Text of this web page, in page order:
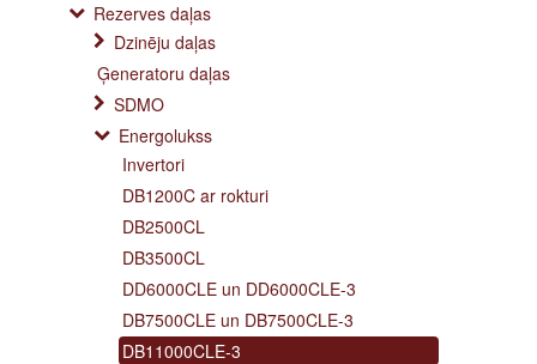
Rezerves daļas
Dzinēju daļas
Ģeneratoru daļas
SDMO
Energolukss
Invertori
DB1200C ar rokturi
DB2500CL
DB3500CL
DD6000CLE un DD6000CLE-3
DB7500CLE un DB7500CLE-3
DB11000CLE-3